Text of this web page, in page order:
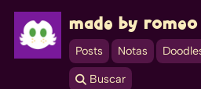
made by romeo
Posts Notas
 Buscar